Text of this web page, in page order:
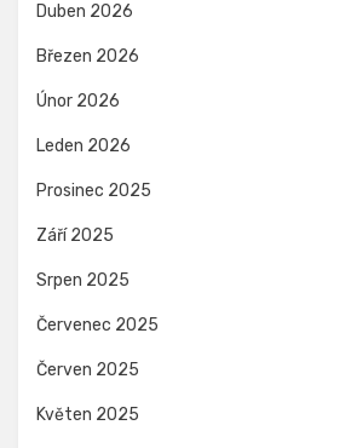
Duben 2026
Březen 2026
Únor 2026
Leden 2026
Prosinec 2025
Září 2025
Srpen 2025
Červenec 2025
Červen 2025
Květen 2025